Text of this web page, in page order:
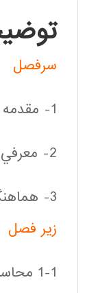
سرفصل
1- مقدمه
2- معرفي نرم افزار و طراحي شبكه
3- هماهنگي حفاظتي
زير فصل
1-1 محاسبات اتصال كوتاه